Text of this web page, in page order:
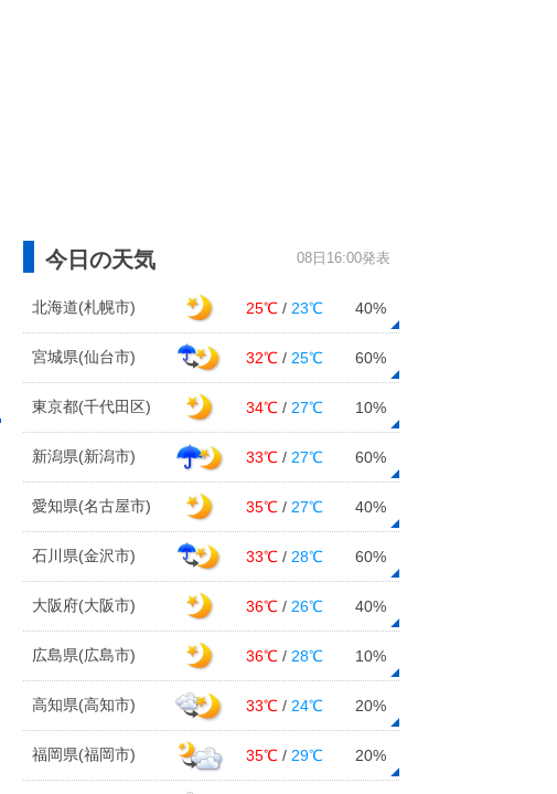
今日の天気 08日16:00発表
北海道(札幌市) 25℃ / 23℃ 40%
宮城県(仙台市) 32℃ / 25℃ 60%
東京都(千代田区) 34℃ / 27℃ 10%
新潟県(新潟市) 33℃ / 27℃ 60%
愛知県(名古屋市) 35℃ / 27℃ 40%
石川県(金沢市) 33℃ / 28℃ 60%
大阪府(大阪市) 36℃ / 26℃ 40%
広島県(広島市) 36℃ / 28℃ 10%
高知県(高知市) 33℃ / 24℃ 20%
福岡県(福岡市) 35℃ / 29℃ 20%